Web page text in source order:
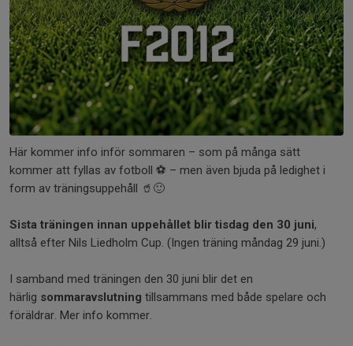
Här kommer info inför sommaren – som på många sätt
kommer att fyllas av fotboll ⚽ – men även bjuda på ledighet i
form av träningsuppehåll 🥤🙂
Sista träningen innan uppehållet blir tisdag den 30 juni,
alltså efter Nils Liedholm Cup. (Ingen träning måndag 29 juni.)
I samband med träningen den 30 juni blir det en
härlig sommaravslutning tillsammans med både spelare och
föräldrar. Mer info kommer.